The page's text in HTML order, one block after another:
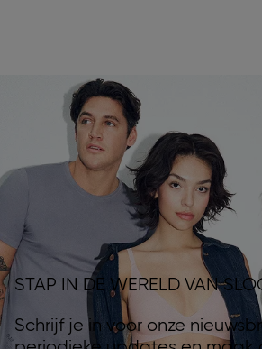
STAP IN DE WERELD VAN
Schrijf je in voor onze